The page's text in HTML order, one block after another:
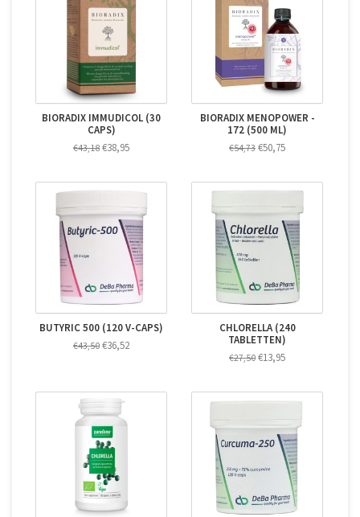
BIORADIX IMMUDICOL (30
CAPS)
€43,18 €38,95
BIORADIX MENOPOWER -
172 (500 ML)
€54,73 €50,75
BUTYRIC 500 (120 V-CAPS)
€43,50 €36,52
CHLORELLA (240
TABLETTEN)
€27,50 €13,95